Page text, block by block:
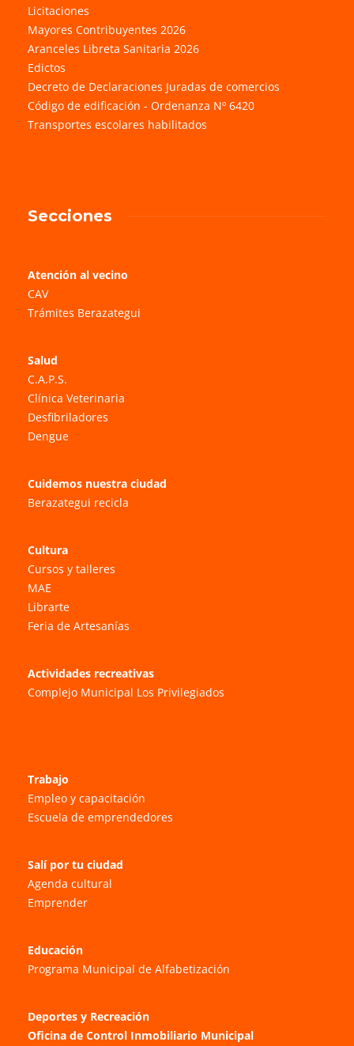
Licitaciones
Mayores Contribuyentes 2026
Aranceles Libreta Sanitaria 2026
Edictos
Decreto de Declaraciones Juradas de comercios
Código de edificación - Ordenanza Nº 6420
Transportes escolares habilitados
Secciones
Atención al vecino
CAV
Trámites Berazategui
Salud
C.A.P.S.
Clínica Veterinaria
Desfibriladores
Dengue
Cuidemos nuestra ciudad
Berazategui recicla
Cultura
Cursos y talleres
MAE
Librarte
Feria de Artesanías
Actividades recreativas
Complejo Municipal Los Privilegiados
Trabajo
Empleo y capacitación
Escuela de emprendedores
Salí por tu ciudad
Agenda cultural
Emprender
Educación
Programa Municipal de Alfabetización
Deportes y Recreación
Oficina de Control Inmobiliario Municipal